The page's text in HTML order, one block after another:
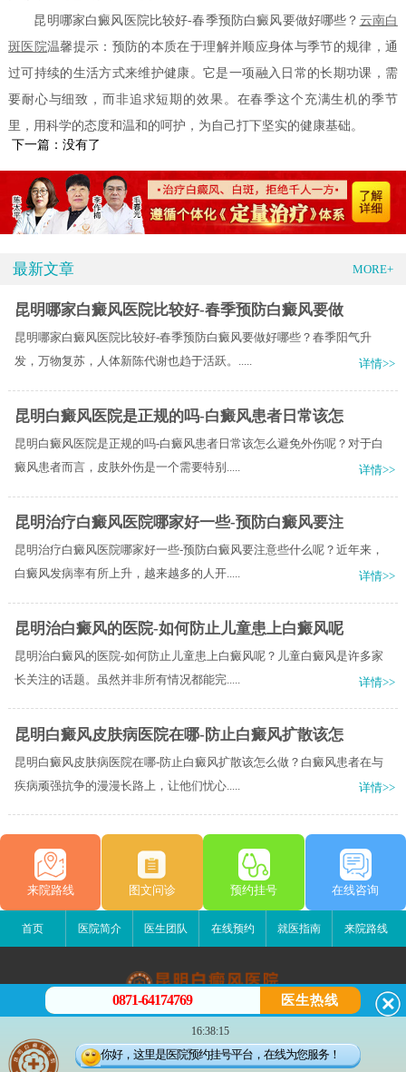
昆明哪家白癜风医院比较好-春季预防白癜风要做好哪些？ 云南白
斑医院温馨提示：预防的本质在于理解并顺应身体与季节的规律，通
过可持续的生活方式来维护健康。它是一项融入日常的长期功课，需
要耐心与细致，而非追求短期的效果。在春季这个充满生机的季节
里，用科学的态度和温和的呵护，为自己打下坚实的健康基础。
下一篇：没有了
最新文章 MORE+
昆明哪家白癜风医院比较好-春季预防白癜风要做
昆明哪家白癜风医院比较好-春季预防白癜风要做好哪些？春季阳气升
发，万物复苏，人体新陈代谢也趋于活跃。.....
详情>>
昆明白癜风医院是正规的吗-白癜风患者日常该怎
昆明白癜风医院是正规的吗-白癜风患者日常该怎么避免外伤呢？对于白
癜风患者而言，皮肤外伤是一个需要特别.....
详情>>
昆明治疗白癜风医院哪家好一些-预防白癜风要注
昆明治疗白癜风医院哪家好一些-预防白癜风要注意些什么呢？近年来，
白癜风发病率有所上升，越来越多的人开.....
详情>>
昆明治白癜风的医院-如何防止儿童患上白癜风呢
昆明治白癜风的医院-如何防止儿童患上白癜风呢？儿童白癜风是许多家
长关注的话题。虽然并非所有情况都能完.....
详情>>
昆明白癜风皮肤病医院在哪-防止白癜风扩散该怎
昆明白癜风皮肤病医院在哪-防止白癜风扩散该怎么做？白癜风患者在与
疾病顽强抗争的漫漫长路上，让他们忧心.....
详情>>
来院路线 图文问诊 预约挂号 在线咨询
首页 医院简介 医生团队 在线预约 就医指南 来院路线
昆明白癜风医院
昆明市五华区护国路2号
版权所有：昆明白癜风医院
0871-64174769 医生热线
16:38:15
你好，这里是医院预约挂号平台，在线为您服务！